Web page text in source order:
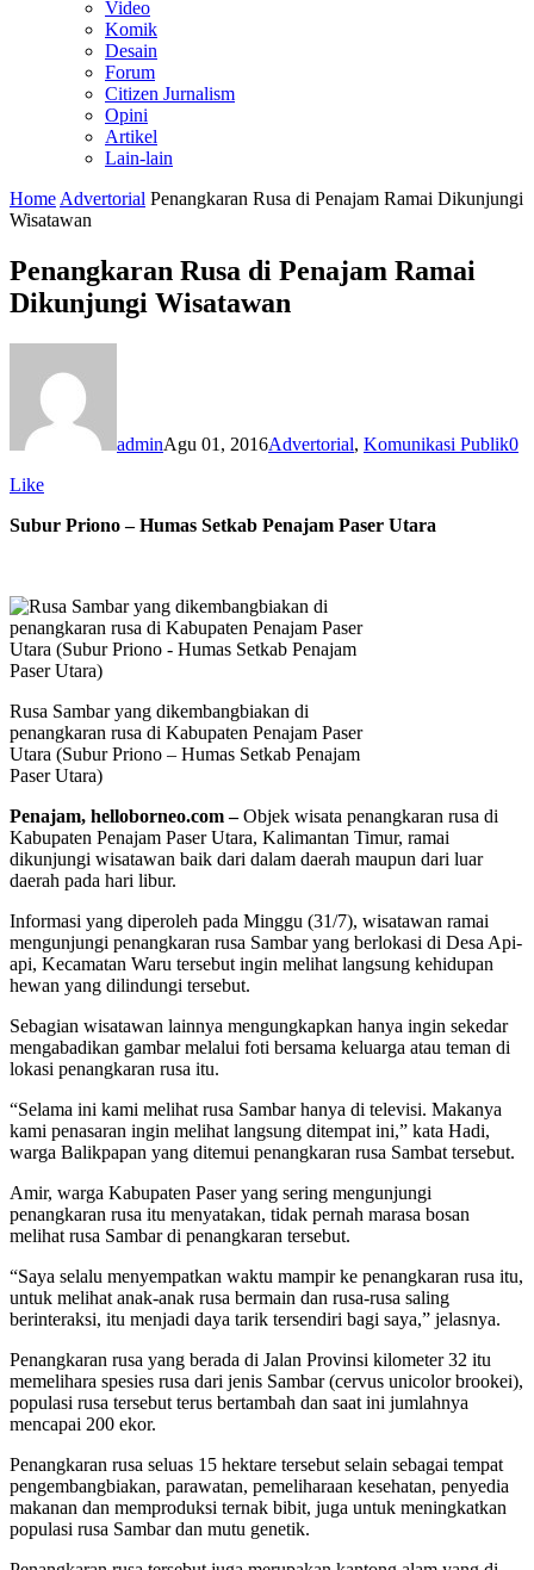
Video
Komik
Desain
Forum
Citizen Jurnalism
Opini
Artikel
Lain-lain
Home Advertorial Penangkaran Rusa di Penajam Ramai Dikunjungi
Wisatawan
Penangkaran Rusa di Penajam Ramai
Dikunjungi Wisatawan
adminAgu 01, 2016Advertorial, Komunikasi Publik0
Like
Subur Priono – Humas Setkab Penajam Paser Utara
Rusa Sambar yang dikembangbiakan di
penangkaran rusa di Kabupaten Penajam Paser
Utara (Subur Priono – Humas Setkab Penajam
Paser Utara)
Penajam, helloborneo.com –Objek wisata penangkaran rusa di
Kabupaten Penajam Paser Utara, Kalimantan Timur, ramai
dikunjungi wisatawan baik dari dalam daerah maupun dari luar
daerah pada hari libur.
Informasi yang diperoleh pada Minggu (31/7), wisatawan ramai
mengunjungi penangkaran rusa Sambar yang berlokasi di Desa Api-
api, Kecamatan Waru tersebut ingin melihat langsung kehidupan
hewan yang dilindungi tersebut.
Sebagian wisatawan lainnya mengungkapkan hanya ingin sekedar
mengabadikan gambar melalui foti bersama keluarga atau teman di
lokasi penangkaran rusa itu.
“Selama ini kami melihat rusa Sambar hanya di televisi. Makanya
kami penasaran ingin melihat langsung ditempat ini,” kata Hadi,
warga Balikpapan yang ditemui penangkaran rusa Sambat tersebut.
Amir, warga Kabupaten Paser yang sering mengunjungi
penangkaran rusa itu menyatakan, tidak pernah marasa bosan
melihat rusa Sambar di penangkaran tersebut.
“Saya selalu menyempatkan waktu mampir ke penangkaran rusa itu,
untuk melihat anak-anak rusa bermain dan rusa-rusa saling
berinteraksi, itu menjadi daya tarik tersendiri bagi saya,” jelasnya.
Penangkaran rusa yang berada di Jalan Provinsi kilometer 32 itu
memelihara spesies rusa dari jenis Sambar (cervus unicolor brookei),
populasi rusa tersebut terus bertambah dan saat ini jumlahnya
mencapai 200 ekor.
Penangkaran rusa seluas 15 hektare tersebut selain sebagai tempat
pengembangbiakan, parawatan, pemeliharaan kesehatan, penyedia
makanan dan memproduksi ternak bibit, juga untuk meningkatkan
populasi rusa Sambar dan mutu genetik.